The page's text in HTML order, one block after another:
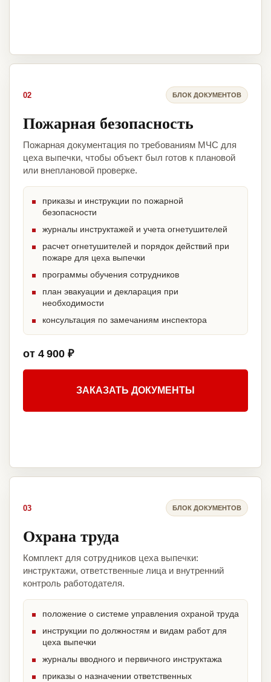
02 БЛОК ДОКУМЕНТОВ
Пожарная безопасность
Пожарная документация по требованиям МЧС для
цеха выпечки, чтобы объект был готов к плановой
или внеплановой проверке.
приказы и инструкции по пожарной
безопасности
журналы инструктажей и учета огнетушителей
расчет огнетушителей и порядок действий при
пожаре для цеха выпечки
программы обучения сотрудников
план эвакуации и декларация при
необходимости
консультация по замечаниям инспектора
от 4 900 ₽
ЗАКАЗАТЬ ДОКУМЕНТЫ
03 БЛОК ДОКУМЕНТОВ
Охрана труда
Комплект для сотрудников цеха выпечки:
инструктажи, ответственные лица и внутренний
контроль работодателя.
положение о системе управления охраной труда
инструкции по должностям и видам работ для
цеха выпечки
журналы вводного и первичного инструктажа
приказы о назначении ответственных